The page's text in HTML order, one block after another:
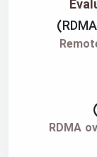
RDMA